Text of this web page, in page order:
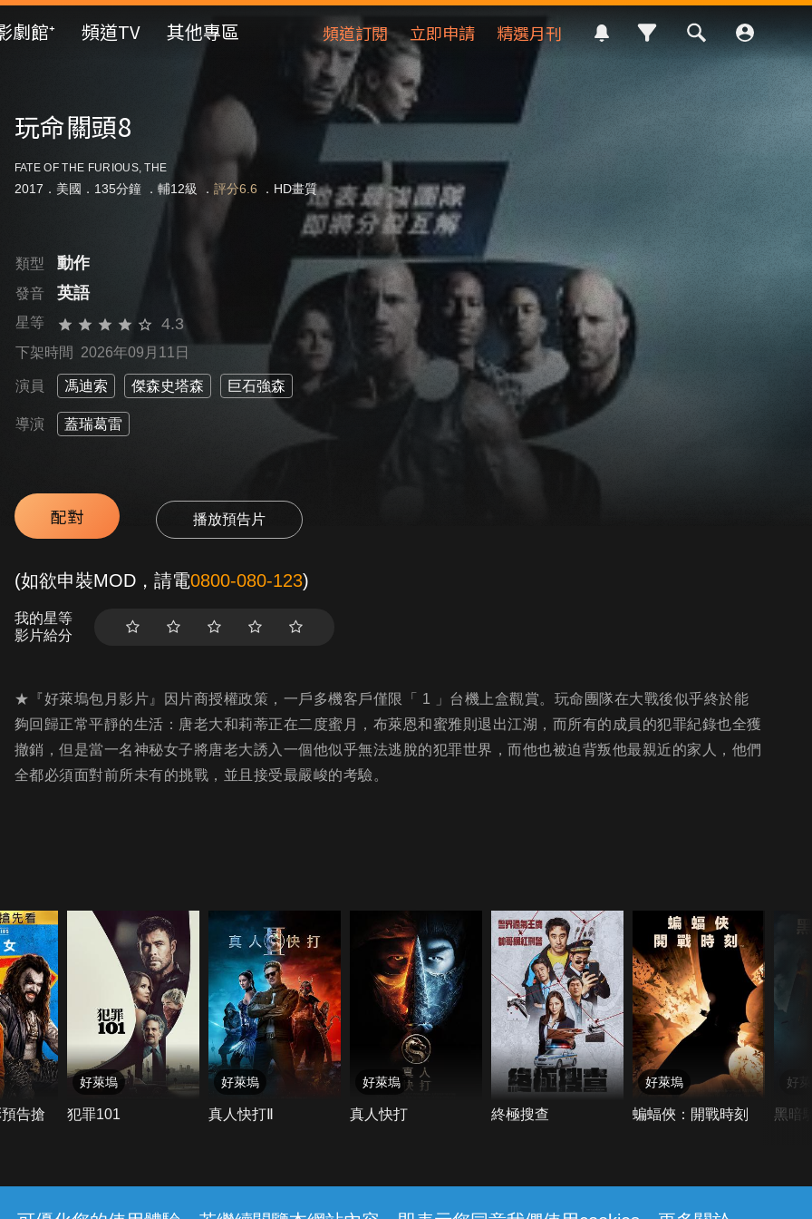
劇館⁺ 頻道TV 其他專區 頻道訂閱 立即申請 精選月刊
玩命關頭8
FATE OF THE FURIOUS, THE
2017．美國．135分鐘 ． 輔12級 ． 評分6.6 ．HD畫質
類型 動作
發音 英語
星等 4.3
下架時間 2026年09月11日
演員 馮迪索 傑森史塔森 巨石強森
導演 蓋瑞葛雷
配對 播放預告片
(如欲申裝MOD，請電0800-080-123)
我的星等
影片給分
★『好萊塢包月影片』因片商授權政策，一戶多機客戶僅限「 1 」台機上盒觀賞。玩命團隊在大戰後似乎終於能
夠回歸正常平靜的生活：唐老大和莉蒂正在二度蜜月，布萊恩和蜜雅則退出江湖，而所有的成員的犯罪紀錄也全獲
撤銷，但是當一名神秘女子將唐老大誘入一個他似乎無法逃脫的犯罪世界，而他也被迫背叛他最親近的家人，他們
全都必須面對前所未有的挑戰，並且接受最嚴峻的考驗。
告搶
好萊塢
犯罪101
好萊塢
真人快打Ⅱ
好萊塢
真人快打 終極搜查
好萊塢
蝙蝠俠：開戰時刻
好
黑暗
客服與支援 服務條款 隱私權保護